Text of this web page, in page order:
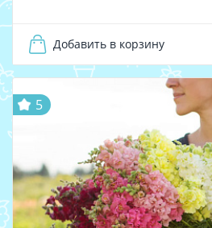
Добавить в корзину
5